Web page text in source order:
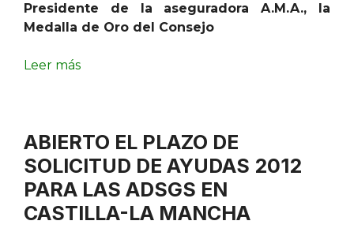
Presidente de la aseguradora A.M.A., la
Medalla de Oro del Consejo
Leer más
ABIERTO EL PLAZO DE
SOLICITUD DE AYUDAS 2012
PARA LAS ADSGS EN
CASTILLA-LA MANCHA